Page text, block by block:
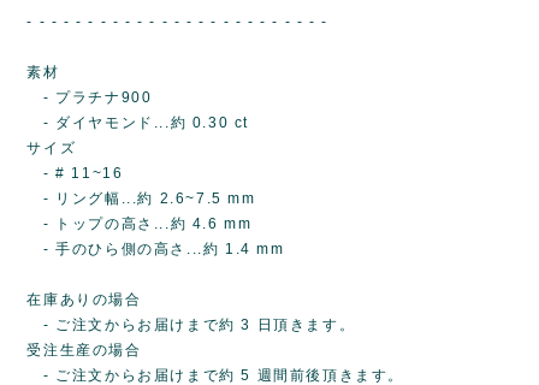
- - - - - - - - - - - - - - - - - - - - - - - - -
素材
- プラチナ900
- ダイヤモンド...約 0.30 ct
サイズ
- # 11~16
- リング幅...約 2.6~7.5 mm
- トップの高さ...約 4.6 mm
- 手のひら側の高さ...約 1.4 mm
在庫ありの場合
- ご注文からお届けまで約 3 日頂きます。
受注生産の場合
- ご注文からお届けまで約 5 週間前後頂きます。